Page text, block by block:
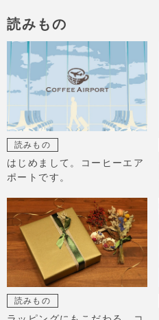
読みもの
読みもの
はじめまして。コーヒーエア
ポートです。
読みもの